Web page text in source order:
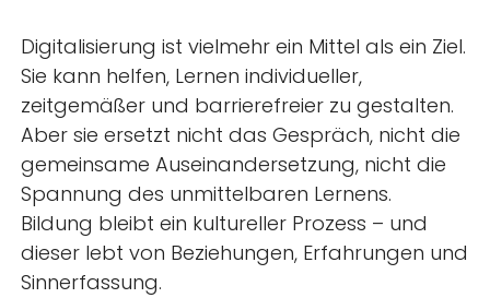
Digitalisierung ist vielmehr ein Mittel als ein Ziel.
Sie kann helfen, Lernen individueller,
zeitgemäßer und barrierefreier zu gestalten.
Aber sie ersetzt nicht das Gespräch, nicht die
gemeinsame Auseinandersetzung, nicht die
Spannung des unmittelbaren Lernens.
Bildung bleibt ein kultureller Prozess – und
dieser lebt von Beziehungen, Erfahrungen und
Sinnerfassung.